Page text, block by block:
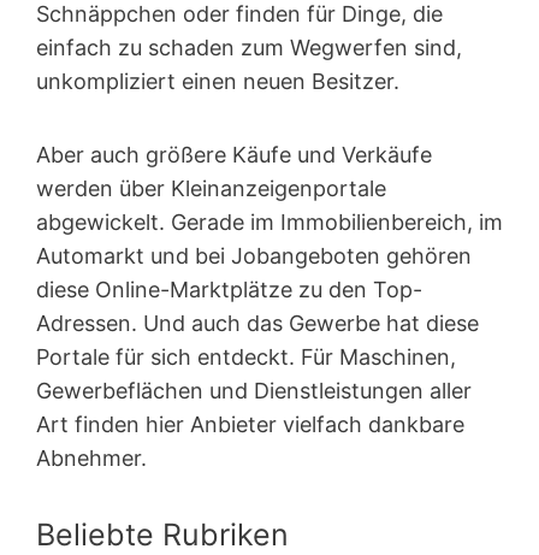
Schnäppchen oder finden für Dinge, die
einfach zu schaden zum Wegwerfen sind,
unkompliziert einen neuen Besitzer.
Aber auch größere Käufe und Verkäufe
werden über Kleinanzeigen­portale
abgewickelt. Gerade im Immobilienbereich, im
Automarkt und bei Jobangeboten gehören
diese Online-Marktplätze zu den Top-
Adressen. Und auch das Gewerbe hat diese
Portale für sich entdeckt. Für Maschinen,
Gewerbeflächen und Dienstleistungen aller
Art finden hier Anbieter vielfach dankbare
Abnehmer.
Beliebte Rubriken